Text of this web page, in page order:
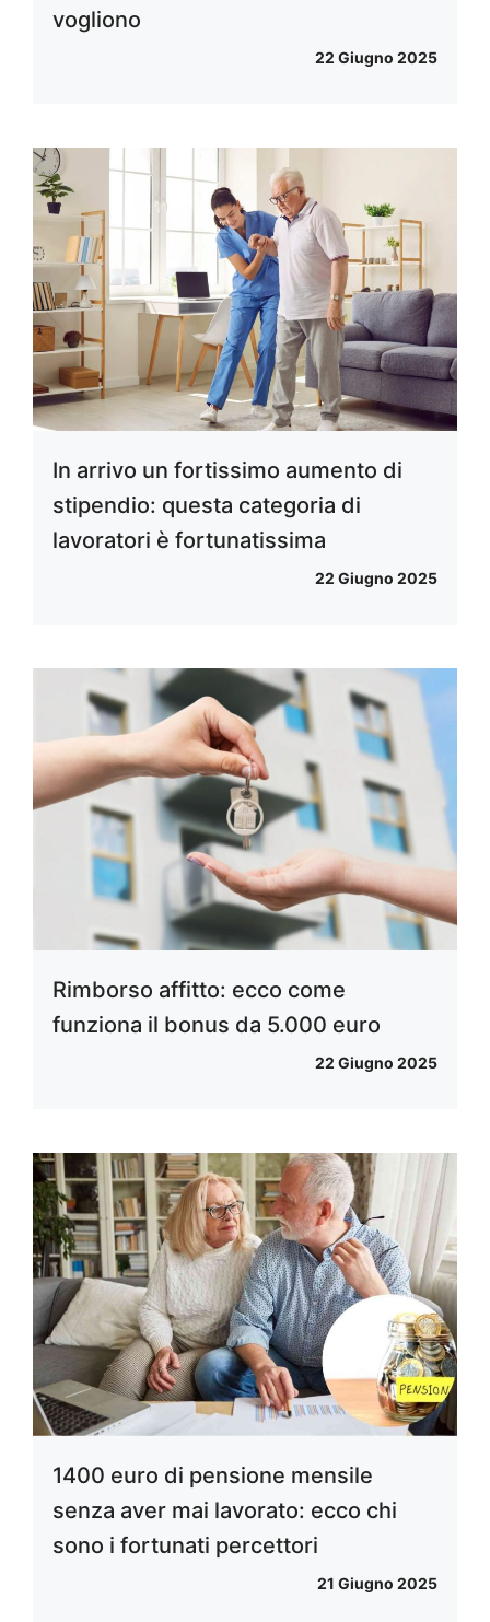
vogliono
22 Giugno 2025
In arrivo un fortissimo aumento di
stipendio: questa categoria di
lavoratori è fortunatissima
22 Giugno 2025
Rimborso affitto: ecco come
funziona il bonus da 5.000 euro
22 Giugno 2025
1400 euro di pensione mensile
senza aver mai lavorato: ecco chi
sono i fortunati percettori
21 Giugno 2025